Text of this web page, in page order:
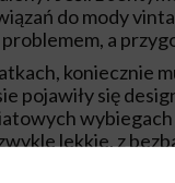
do mody
a
koniecznie
pojawiły się
wybiegach
lekkie, z